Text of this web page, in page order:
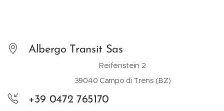
Albergo Transit Sas
Reifenstein 2
39040 Campo di Trens (BZ)
+39 0472 765170